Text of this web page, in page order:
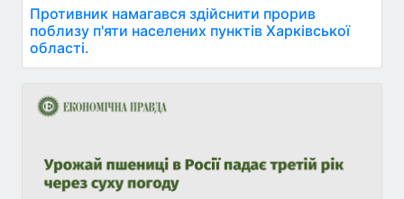
Противник намагався здійснити прорив
поблизу п'яти населених пунктів Харківської
області.